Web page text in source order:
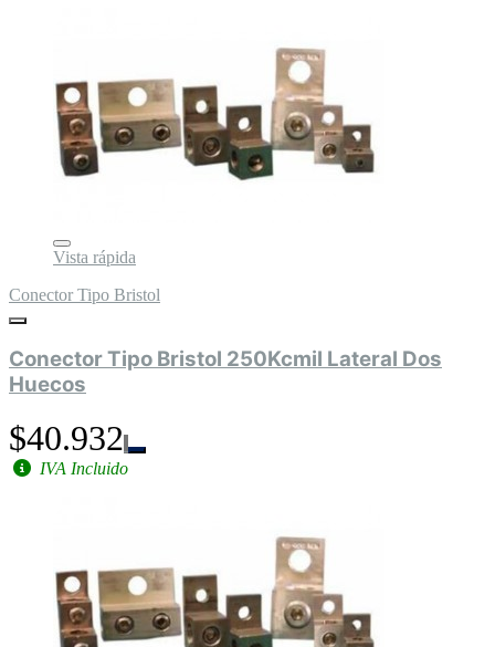
Vista rápida
Conector Tipo Bristol
Conector Tipo Bristol 250Kcmil Lateral Dos
Huecos
$40.932
IVA Incluido